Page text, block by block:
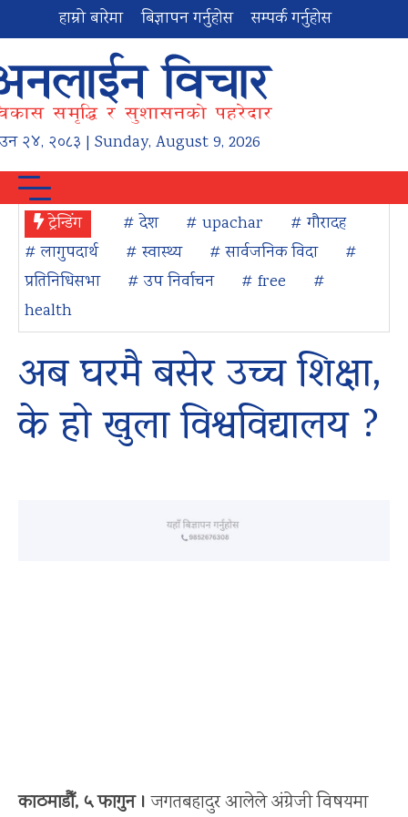
हाम्रो बारेमा बिज्ञापन गर्नुहोस सम्पर्क गर्नुहोस
२४, २०८३ | Sunday, August 9, 2026
ट्रेन्डिंग # देश # upachar
# गौरादह
# लागुपदार्थ
# स्वास्थ्य # सार्वजनिक विदा
#
प्रतिनिधिसभा
# उप निर्वाचन # free
#
health
अब घरमै बसेर उच्च शिक्षा,
के हो खुला विश्वविद्यालय ?
काठमाडौँ, ५ फागुन । जगतबहादुर आलेले अंग्रेजी विषयमा